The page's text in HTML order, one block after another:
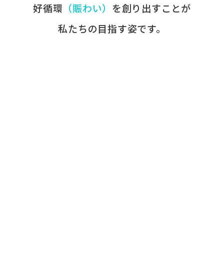
好循環 ​（賑わい） を​創り出すことが
​私たちの​目指す姿です。​